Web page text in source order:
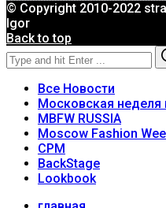
© Copyright 2010-2022
Igor
Back to top
Search
for:
Все Новости
Московская
MBFW RUSSIA
Moscow Fashion
CPM
BackStage
Lookbook